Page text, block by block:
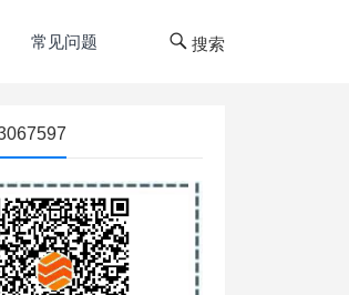
常见问题 搜索